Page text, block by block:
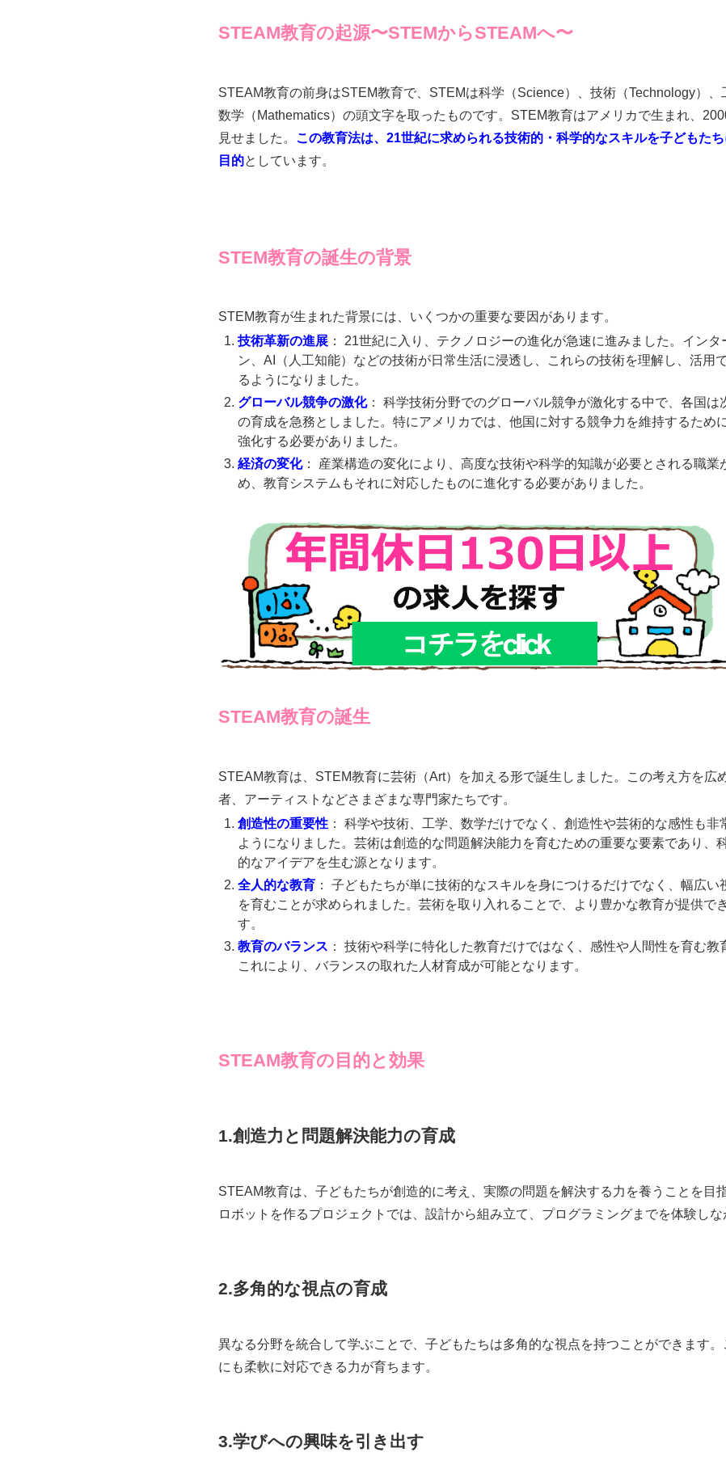
STEAM教育の起源〜STEMからSTEAMへ〜
STEAM教育の前身はSTEM教育で、STEMは科学（Science）、技術（Technology）、
数学（Mathematics）の頭文字を取ったものです。STEM教育はアメリカで生まれ、
見せました。 この教育法は、21世紀に求められる技術的・科学的なスキルを子どもた
目的としています。
STEM教育の誕生の背景
STEM教育が生まれた背景には、いくつかの重要な要因があります。
技術革新の進展 ： 21世紀に入り、テクノロジーの進化が急速に進みました。イン
ン、AI（人工知能）などの技術が日常生活に浸透し、これらの技術を理解し、活用
るようになりました。
グローバル競争の激化： 科学技術分野でのグローバル競争が激化する中で、各国は
の育成を急務としました。特にアメリカでは、他国に対する競争力を維持するため
強化する必要がありました。
経済の変化： 産業構造の変化により、高度な技術や科学的知識が必要とされる職業
め、教育システムもそれに対応したものに進化する必要がありました。
STEAM教育の誕生
STEAM教育は、STEM教育に芸術（Art）を加える形で誕生しました。この考え方を広
者、アーティストなどさまざまな専門家たちです。
創造性の重要性 ： 科学や技術、工学、数学だけでなく、創造性や芸術的な感性も非
ようになりました。芸術は創造的な問題解決能力を育むための重要な要素であり、
的なアイデアを生む源となります。
全人的な教育 ： 子どもたちが単に技術的なスキルを身につけるだけでなく、幅広い
を育むことが求められました。芸術を取り入れることで、より豊かな教育が提供で
す。
教育のバランス ： 技術や科学に特化した教育だけではなく、感性や人間性を育む教
これにより、バランスの取れた人材育成が可能となります。
STEAM教育の目的と効果
1.創造力と問題解決能力の育成
STEAM教育は、子どもたちが創造的に考え、実際の問題を解決する力を養うことを目
ロボットを作るプロジェクトでは、設計から組み立て、プログラミングまでを体験しな
2.多角的な視点の育成
異なる分野を統合して学ぶことで、子どもたちは多角的な視点を持つことができます
にも柔軟に対応できる力が育ちます。
3.学びへの興味を引き出す